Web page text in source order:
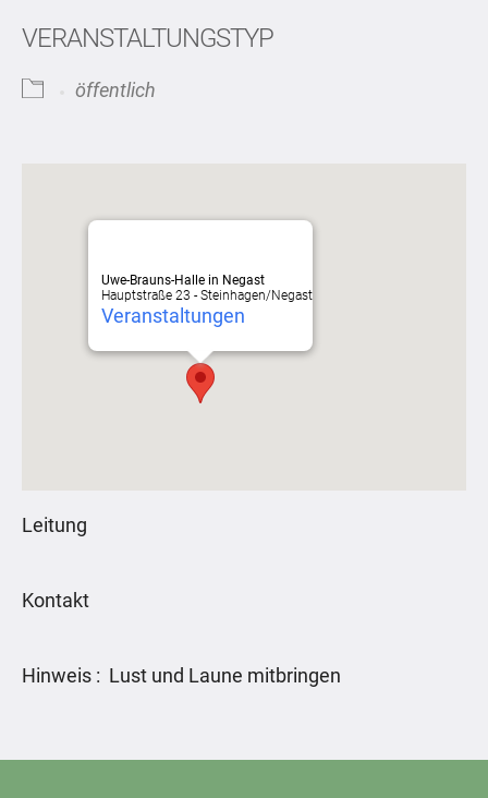
VERANSTALTUNGSTYP
öffentlich
Uwe-Brauns-Halle in Negast
Hauptstraße 23 - Steinhagen/Negast
Veranstaltungen
Leitung
Kontakt
Hinweis : Lust und Laune mitbringen